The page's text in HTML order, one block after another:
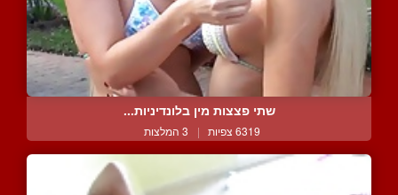
שתי פצצות מין בלונדיניות...
6319 צפיות | 3 המלצות